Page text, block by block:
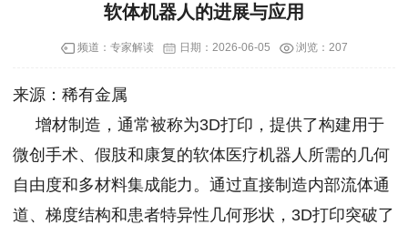
软体机器人的进展与应用
频道： 专家解读 日期： 2026-06-05 浏览：207
来源：稀有金属
增材制造，通常被称为3D打印，提供了构建用于
微创手术、假肢和康复的软体医疗机器人所需的几何
自由度和多材料集成能力。通过直接制造内部流体通
道、梯度结构和患者特异性几何形状，3D打印突破了